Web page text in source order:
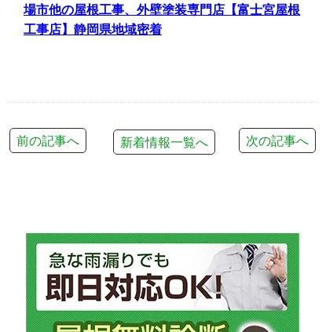
場市他の屋根工事、外壁塗装専門店【富士宮屋根
工事店】静岡県地域密着
前の記事へ 次の記事へ
新着情報一覧へ